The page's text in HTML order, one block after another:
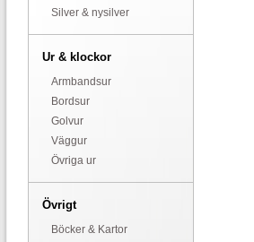
Silver & nysilver
Ur & klockor
Armbandsur
Bordsur
Golvur
Väggur
Övriga ur
Övrigt
Böcker & Kartor